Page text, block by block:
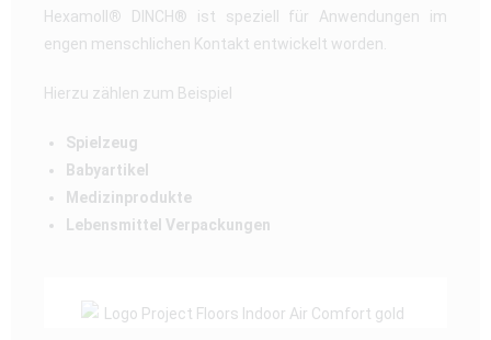
Hexamoll ® DINCH® ist speziell für Anwendungen im
engen menschlichen Kontakt entwickelt worden.
Hierzu zählen zum Beispiel
Spielzeug
Babyartikel
Medizinprodukte
Lebensmittel Verpackungen